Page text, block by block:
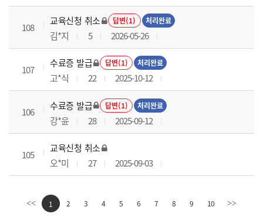
108
교육신청 취소 답변(1) 처리완료
김*지 5 2026-05-26
107
수료증 발급 답변(1) 처리완료
고*식 22 2025-10-12
106
수료증 발급 답변(1) 처리완료
강*윤 28 2025-09-12
105
교육신청 취소
오*미
27 2025-09-03
<< 1 2 3 4 5 6 7 8 9 10 >>